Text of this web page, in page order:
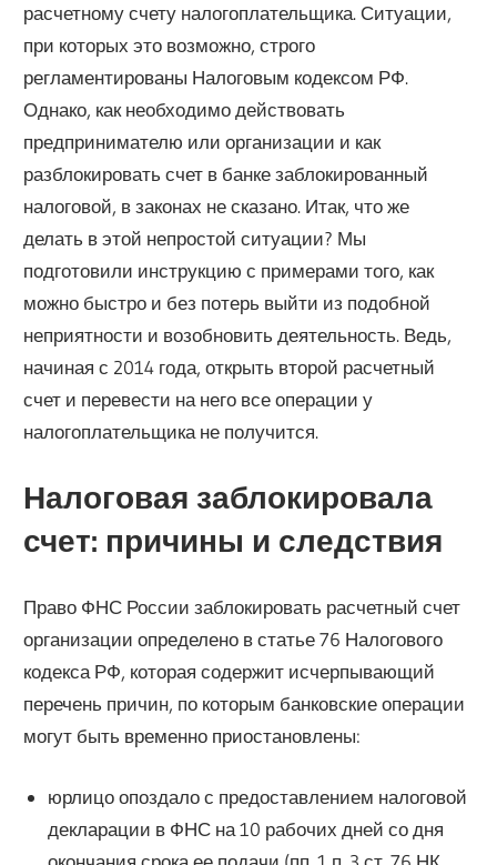
расчетному счету налогоплательщика. Ситуации,
при которых это возможно, строго
регламентированы Налоговым кодексом РФ.
Однако, как необходимо действовать
предпринимателю или организации и как
разблокировать счет в банке заблокированный
налоговой, в законах не сказано. Итак, что же
делать в этой непростой ситуации? Мы
подготовили инструкцию с примерами того, как
можно быстро и без потерь выйти из подобной
неприятности и возобновить деятельность. Ведь,
начиная с 2014 года, открыть второй расчетный
счет и перевести на него все операции у
налогоплательщика не получится.
Налоговая заблокировала
счет: причины и следствия
Право ФНС России заблокировать расчетный счет
организации определено в статье 76 Налогового
кодекса РФ, которая содержит исчерпывающий
перечень причин, по которым банковские операции
могут быть временно приостановлены:
юрлицо опоздало с предоставлением налоговой
декларации в ФНС на 10 рабочих дней со дня